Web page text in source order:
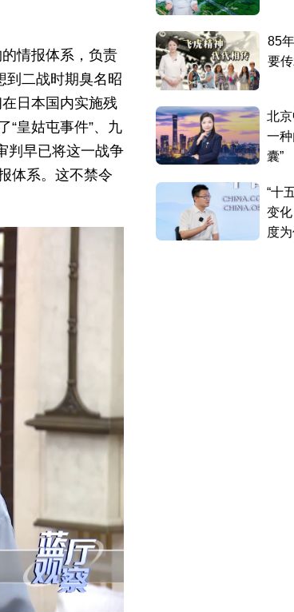
情报体系，负责
到二战时期臭名昭
日本国内实施残
“皇姑屯事件”、九
判早已将这一战争
体系。这不禁令